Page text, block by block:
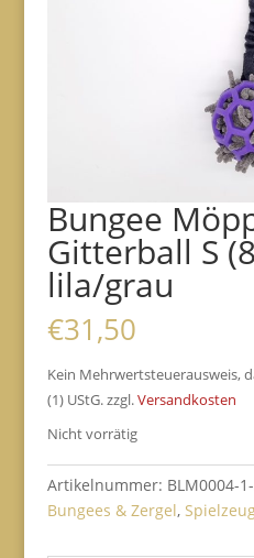
Bungee
Gitterball S
lila/grau
€31,50
Kein Mehrwertsteuerausweis,
(1) UStG. zzgl.Versandkosten
Nicht vorrätig
Artikelnummer: BLM0004-
Bungees & Zergel,